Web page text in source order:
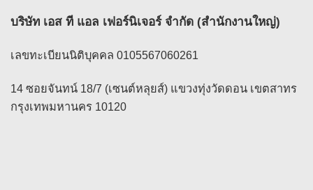
บริษัท เอส ที แอล เฟอร์นิเจอร์ จำกัด (สำนักงานใหญ่)
เลขทะเบียนนิติบุคคล 0105567060261
14 ซอยจันทน์ 18/7 (เซนต์หลุยส์) แขวงทุ่งวัดดอน เขตสาทร
กรุงเทพมหานคร 10120